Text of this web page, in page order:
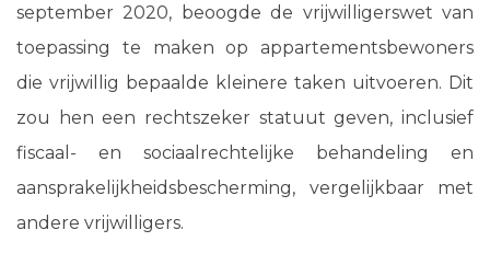
september 2020, beoogde de vrijwilligerswet van
toepassing te maken op appartementsbewoners
die vrijwillig bepaalde kleinere taken uitvoeren. Dit
zou hen een rechtszeker statuut geven, inclusief
fiscaal- en sociaalrechtelijke behandeling en
aansprakelijkheidsbescherming, vergelijkbaar met
andere vrijwilligers.